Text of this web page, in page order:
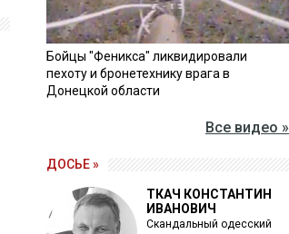
Бойцы "Феникса" ликвидировали
пехоту и бронетехнику врага в
Донецкой области
Все видео »
ДОСЬЕ »
ТКАЧ КОНСТАНТИН
ИВАНОВИЧ
Скандальный одесский